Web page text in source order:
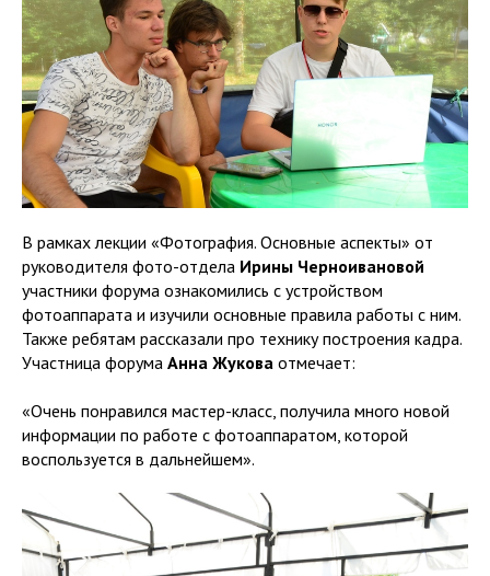
В рамках лекции «Фотография. Основные аспекты» от
руководителя фото-отдела Ирины Черноивановой
участники форума ознакомились с устройством
фотоаппарата и изучили основные правила работы с ним.
Также ребятам рассказали про технику построения кадра.
Участница форума Анна Жукова отмечает:
«Очень понравился мастер-класс, получила много новой
информации по работе с фотоаппаратом, которой
воспользуется в дальнейшем».